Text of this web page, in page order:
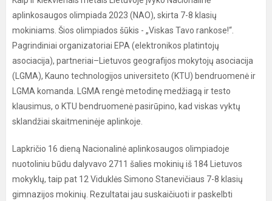
aplinkosaugos olimpiada 2023 (NAO), skirta 7-8 klasių
mokiniams. Šios olimpiados šūkis - „Viskas Tavo rankose!“.
Pagrindiniai organizatoriai EPA (elektronikos platintojų
asociacija), partneriai–Lietuvos geografijos mokytojų asociacija
(LGMA), Kauno technologijos universiteto (KTU) bendruomenė ir
LGMA komanda. LGMA rengė metodinę medžiagą ir testo
klausimus, o KTU bendruomenė pasirūpino, kad viskas vyktų
sklandžiai skaitmeninėje aplinkoje.
Lapkričio 16 dieną Nacionalinė aplinkosaugos olimpiadoje
nuotoliniu būdu dalyvavo 2711 šalies mokinių iš 184 Lietuvos
mokyklų, taip pat 12 Viduklės Simono Stanevičiaus 7-8 klasių
gimnazijos mokinių. Rezultatai jau suskaičiuoti ir paskelbti